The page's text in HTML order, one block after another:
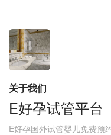
关于我们
E好孕试管平台
E好孕国外试管婴儿免费预